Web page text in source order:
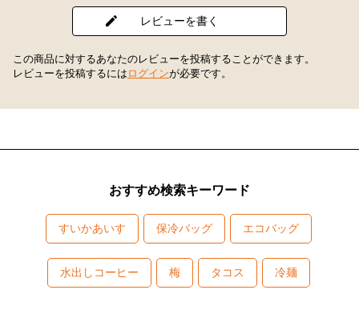
レビューを書く
この商品に対するあなたのレビューを投稿することができます。
レビューを投稿するには ログインが必要です。
おすすめ検索キーワード
すいかあいす 保冷バッグ エコバッグ
水出しコーヒー 梅 タコス 冷麺